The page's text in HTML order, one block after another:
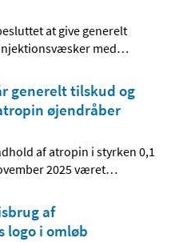
at give generelt
med…
generelt tilskud og
øjendråber
af atropin i styrken 0,1
2025 været…
af
logo i omløb